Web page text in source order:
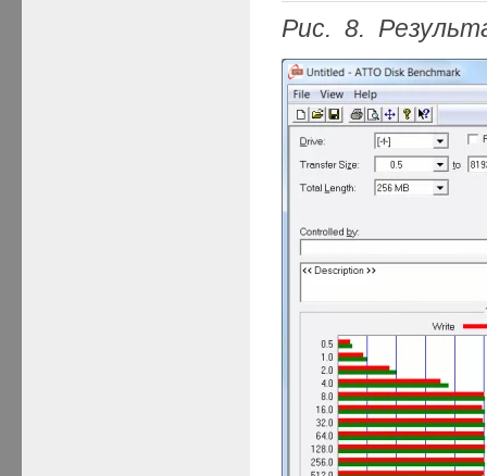
Рис. 8.